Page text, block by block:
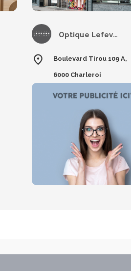
Optique Lefevre
Boulevard Tirou 109 A,
6000 Charleroi